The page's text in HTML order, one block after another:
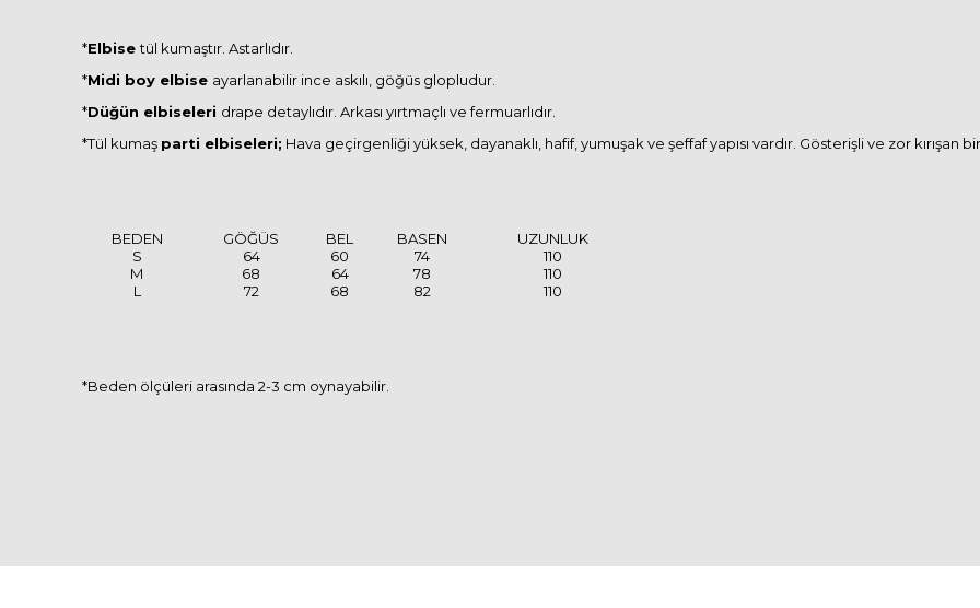
*Elbisetül kumaştır. Astarlıdır.
*Midi boy elbise ayarlanabilir ince askılı, göğüs glopludur.
*Düğün elbiseleri drape detaylıdır. Arkası yırtmaçlı ve fermuarlıdır.
*Tül kumaş parti elbiseleri; Hava geçirgenliği yüksek, dayanaklı, hafif, yumuşak ve şeffaf yapısı vardır. Gösterişli ve zor kırışan
BEDEN GÖĞÜS BEL BASEN
UZUNLUK
S
64 60 74
110
M
68 64 78
110
L
72 68 82 110
*Beden ölçüleri arasında 2-3 cm oynayabilir.